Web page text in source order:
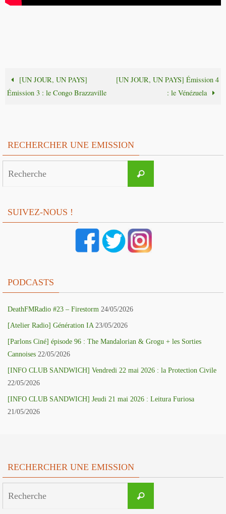
[UN JOUR, UN PAYS]
Émission 3 : le Congo Brazzaville
[UN JOUR, UN PAYS] Émission 4
: le Vénézuela
RECHERCHER UNE EMISSION
Recherche
SUIVEZ-NOUS !
PODCASTS
DeathFMRadio #23 – Firestorm 24/05/2026
[Atelier Radio] Génération IA 23/05/2026
[Parlons Ciné] épisode 96 : The Mandalorian & Grogu + les Sorties
Cannoises 22/05/2026
[INFO CLUB SANDWICH] Vendredi 22 mai 2026 : la Protection Civile
22/05/2026
[INFO CLUB SANDWICH] Jeudi 21 mai 2026 : Leitura Furiosa
21/05/2026
RECHERCHER UNE EMISSION
Recherche